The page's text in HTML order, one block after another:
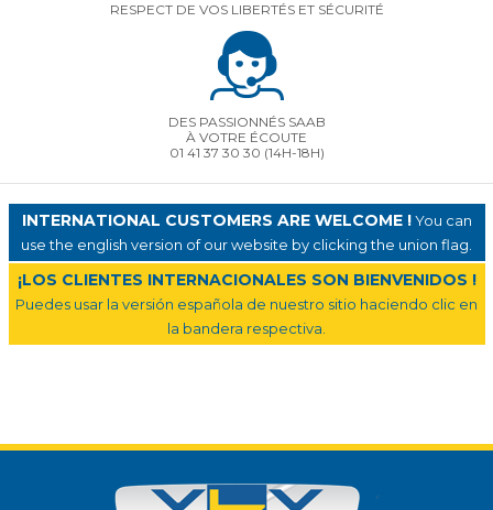
RESPECT DE VOS LIBERTÉS ET SÉCURITÉ
DES PASSIONNÉS SAAB
À VOTRE ÉCOUTE
01 41 37 30 30 (14H-18H)
INTERNATIONAL CUSTOMERS ARE WELCOME !You can
use the english version of our website by clicking the union flag.
¡LOS CLIENTES INTERNACIONALES SON BIENVENIDOS !
Puedes usar la versión española de nuestro sitio haciendo clic en
la bandera respectiva.